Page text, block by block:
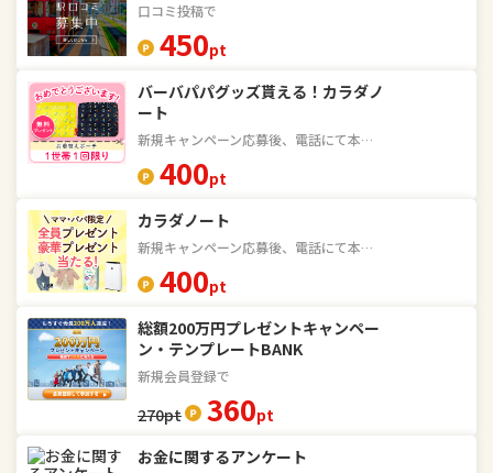
口コミ投稿で
450pt
バーバパパグッズ貰える！カラダノ
ート
新規キャンペーン応募後、電話にて本人確認完了で
400pt
カラダノート
新規キャンペーン応募後、電話にて本人確認完了で
400pt
総額200万円プレゼントキャンペー
ン・テンプレートBANK
新規会員登録で
270pt 360pt
お金に関するアンケート